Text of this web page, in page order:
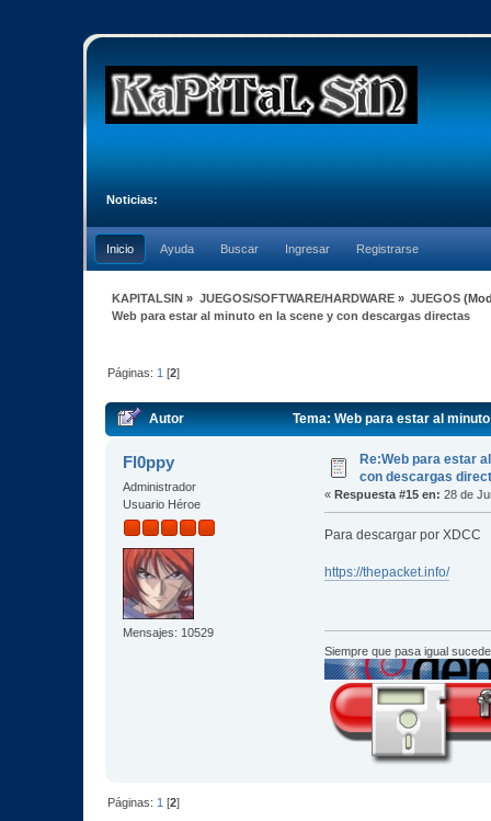
Noticias:
Inicio Ayuda Buscar Ingresar Registrarse
KAPITALSIN » JUEGOS/SOFTWARE/HARDWARE» JUEGOS
Web para estar al minuto en la scene y con descargas directas
Páginas: 1 [2]
Autor Tema: Web para estar al
Fl0ppy
Administrador
Usuario Héroe
Mensajes: 10529
Re:Web para estar
con descargas
« Respuesta #15 en: 28 de
Para descargar por XDCC
https://thepacket.info/
Siempre que pasa igual
Páginas: 1 [2]